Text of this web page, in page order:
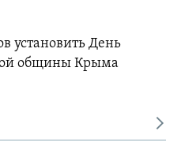
установить День
общины Крыма